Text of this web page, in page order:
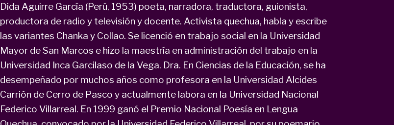
Dida Aguirre García (Perú, 1953) poeta, narradora, traductora, guionista,
productora de radio y televisión y docente. Activista quechua, habla y escribe
las variantes Chanka y Collao. Se licenció en trabajo social en la Universidad
Mayor de San Marcos e hizo la maestría en administración del trabajo en la
Universidad Inca Garcilaso de la Vega. Dra. En Ciencias de la Educación, se ha
desempeñado por muchos años como profesora en la Universidad Alcides
Carrión de Cerro de Pasco y actualmente labora en la Universidad Nacional
Federico Villarreal. En 1999 ganó el Premio Nacional Poesía en Lengua